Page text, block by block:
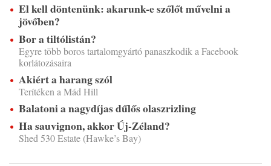
El kell döntenünk: akarunk-e szőlőt művelni a
jövőben?
Bor a tiltólistán?
Egyre több boros tartalomgyártó panaszkodik a Facebook
korlátozásaira
Akiért a harang szól
Terítéken a Mád Hill
Balatoni a nagydíjas dűlős olaszrizling
Ha sauvignon, akkor Új-Zéland?
Shed 530 Estate (Hawke’s Bay)